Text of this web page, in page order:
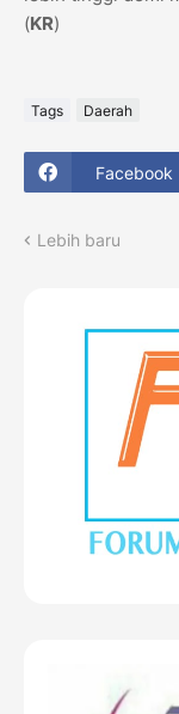
(KR)
Tags Daerah
Facebook
Lebih baru